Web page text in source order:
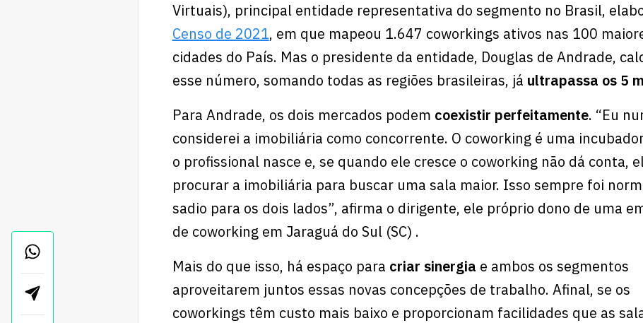
Virtuais), principal entidade representativa do segmento no Brasil,
Censo de 2021, em que mapeou 1.647 coworkings ativos nas 100
cidades do País. Mas o presidente da entidade, Douglas de Andrade,
esse número, somando todas as regiões brasileiras, já ultrapassa os 5
Para Andrade, os dois mercados podem coexistir perfeitamente. “Eu
considerei a imobiliária como concorrente. O coworking é uma
o profissional nasce e, se quando ele cresce o coworking não dá conta,
procurar a imobiliária para buscar uma sala maior. Isso sempre foi
sadio para os dois lados”, afirma o dirigente, ele próprio dono de uma
de coworking em Jaraguá do Sul (SC) .
Mais do que isso, há espaço para criar sinergia e ambos os segmentos
aproveitarem juntos essas novas concepções de trabalho. Afinal, se os
coworkings têm custo mais baixo e proporcionam facilidades que as